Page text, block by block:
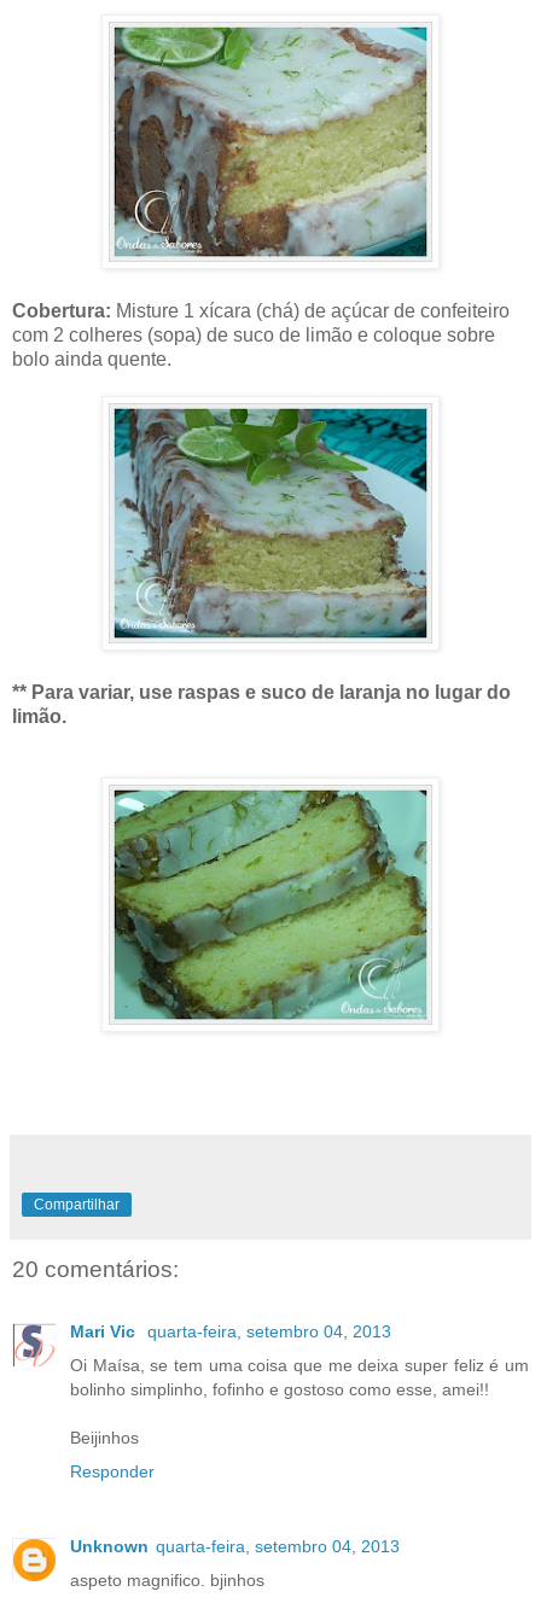
Cobertura: Misture 1 xícara (chá) de açúcar de confeiteiro
com 2 colheres (sopa) de suco de limão e coloque sobre
bolo ainda quente.
** Para variar, use raspas e suco de laranja no lugar do
limão.
Compartilhar
20 comentários:
Mari Vic
quarta-feira, setembro 04, 2013
Oi Maísa, se tem uma coisa que me deixa super feliz é um
bolinho simplinho, fofinho e gostoso como esse, amei!!
Beijinhos
Responder
Unknown quarta-feira, setembro 04, 2013
aspeto magnifico. bjinhos